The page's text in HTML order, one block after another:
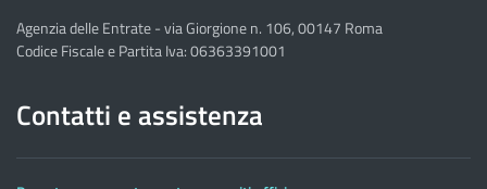
Agenzia delle Entrate - via Giorgione n. 106, 00147 Roma
Codice Fiscale e Partita Iva: 06363391001
Contatti e assistenza